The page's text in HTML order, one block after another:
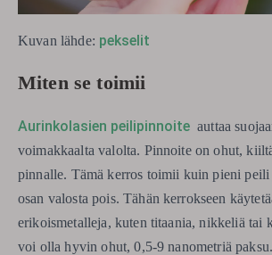
Kuvan lähde: pekselit
Miten se toimii
Aurinkolasien peilipinnoite auttaa
voimakkaalta valolta. Pinnoite on ohut,
pinnalle. Tämä kerros toimii kuin pieni peili
osan valosta pois. Tähän kerrokseen
erikoismetalleja, kuten titaania, nikkeliä tai
voi olla hyvin ohut, 0,5-9 nanometriä